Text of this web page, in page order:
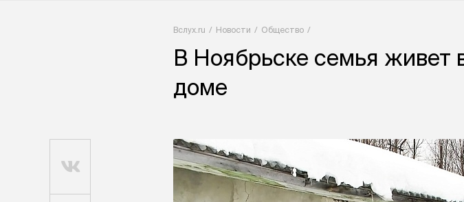
Вслух.ru Новости Общество
В Ноябрьске семья живет
доме